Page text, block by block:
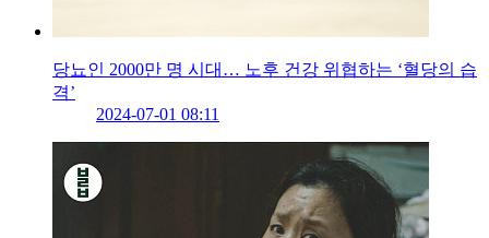
당뇨인 2000만 명 시대… 노후 건강 위협하는 ‘혈당의 습
격’
2024-07-01 08:11